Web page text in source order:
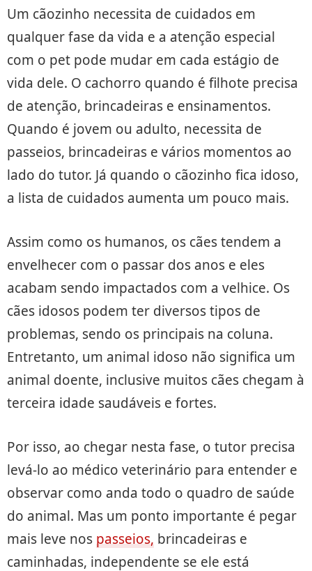
Um cãozinho necessita de cuidados em
qualquer fase da vida e a atenção especial
com o pet pode mudar em cada estágio de
vida dele. O cachorro quando é filhote precisa
de atenção, brincadeiras e ensinamentos.
Quando é jovem ou adulto, necessita de
passeios, brincadeiras e vários momentos ao
lado do tutor. Já quando o cãozinho fica idoso,
a lista de cuidados aumenta um pouco mais.
Assim como os humanos, os cães tendem a
envelhecer com o passar dos anos e eles
acabam sendo impactados com a velhice. Os
cães idosos podem ter diversos tipos de
problemas, sendo os principais na coluna.
Entretanto, um animal idoso não significa um
animal doente, inclusive muitos cães chegam à
terceira idade saudáveis e fortes.
Por isso, ao chegar nesta fase, o tutor precisa
levá-lo ao médico veterinário para entender e
observar como anda todo o quadro de saúde
do animal. Mas um ponto importante é pegar
mais leve nospasseios, brincadeiras e
caminhadas, independente se ele está